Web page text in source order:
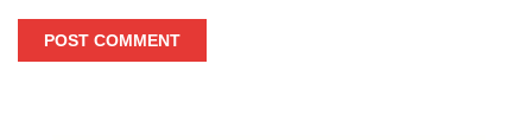
POST COMMENT